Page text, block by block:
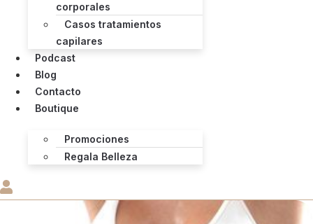
corporales
Casos tratamientos
capilares
Podcast
Blog
Contacto
Boutique
Promociones
Regala Belleza